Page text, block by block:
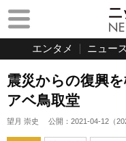
エンタメ ニュース
震災からの復興
アベ鳥取堂
望月 崇史 公開： 2021-04-12 （